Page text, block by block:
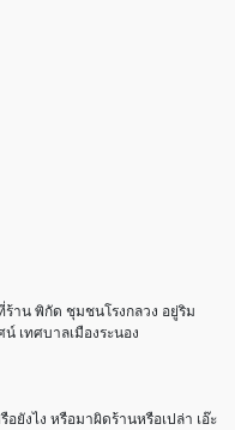
าน พิกัด ชุมชนโรงกลวง อยู่ริม
น์ เทศบาลเมืองระนอง
ยังไง หรือมาผิดร้านหรือเปล่า เอ๊ะ